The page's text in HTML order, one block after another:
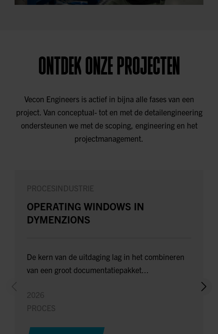
ONTDEK ONZE PROJECTEN
Vecon Engineers is actief in bijna alle fases van een
project. Van conceptual- tot en met de detailengineering
ondersteunen we met de scoping, engineering en het
projectmanagement.
PROCESINDUSTRIE
OPERATING WINDOWS IN
DYMENZIONS
De kern van de uitdaging lag in het combineren
van een groot documentatiepakket...
2026
PROCES